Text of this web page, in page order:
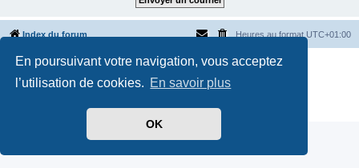
En poursuivant votre navigation, vous acceptez
l’utilisation de cookies. En savoir plus
OK
Index du forum Heures au format UTC+01:00
Développé parphpBB® Forum Software © phpBB Limited
Traduit par
phpBB-fr.com
Style parSide-car club Français